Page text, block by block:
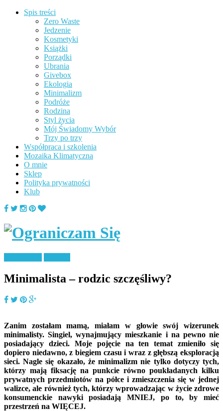
Spis treści
Zero Waste
Jedzenie
Kosmetyki
Książki
Porządki
Ubrania
Givebox
Ekologia
Minimalizm
Podróże
Rodzina
Styl życia
Mój Świadomy Wybór
Trzy po trzy
Współpraca i szkolenia
Mozaika Klimatyczna
O mnie
Sklep
Polityka prywatności
Klub
Minimalista – rodzic szczęśliwy?
Zanim zostałam mamą, miałam w głowie swój wizerunek
minimalisty. Singiel, wynajmujący mieszkanie i na pewno nie
posiadający dzieci. Moje pojęcie na ten temat zmieniło się
dopiero niedawno, z biegiem czasu i wraz z głębszą eksploracją
sieci. Nagle się okazało, że minimalizm nie tylko dotyczy tych,
którzy mają fiksację na punkcie równo poukładanych kilku
prywatnych przedmiotów na półce i zmieszczenia się w jednej
walizce, ale również tych, którzy wprowadzając w życie zdrowe
konsumenckie nawyki posiadają MNIEJ, po to, by mieć
przestrzeń na WIĘCEJ.